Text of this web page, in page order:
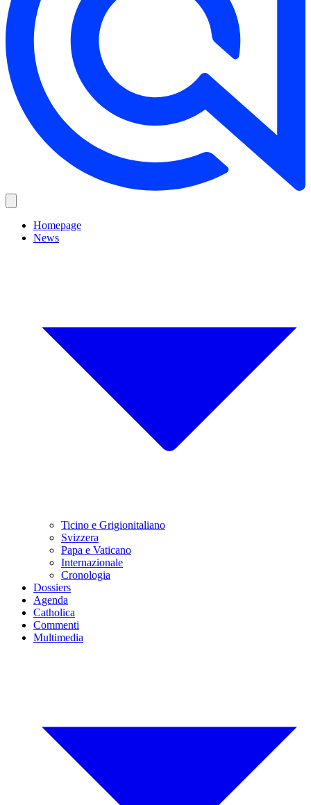
Homepage
News
Ticino e Grigionitaliano
Svizzera
Papa e Vaticano
Internazionale
Cronologia
Dossiers
Agenda
Catholica
Commenti
Multimedia